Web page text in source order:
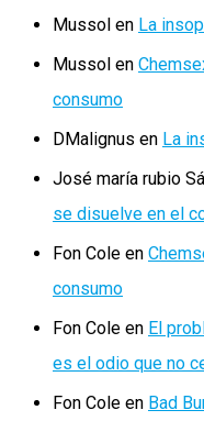
Mussol en La
Mussol en
consumo
DMalignus en La
José maría rubio
se disuelve en el
Fon Cole en
consumo
Fon Cole en El
es el odio que no
Fon Cole en Bad